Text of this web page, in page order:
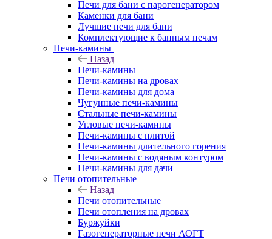
Печи для бани с парогенератором
Каменки для бани
Лучшие печи для бани
Комплектующие к банным печам
Печи-камины
Назад
Печи-камины
Печи-камины на дровах
Печи-камины для дома
Чугунные печи-камины
Стальные печи-камины
Угловые печи-камины
Печи-камины с плитой
Печи-камины длительного горения
Печи-камины с водяным контуром
Печи-камины для дачи
Печи отопительные
Назад
Печи отопительные
Печи отопления на дровах
Буржуйки
Газогенераторные печи АОГТ